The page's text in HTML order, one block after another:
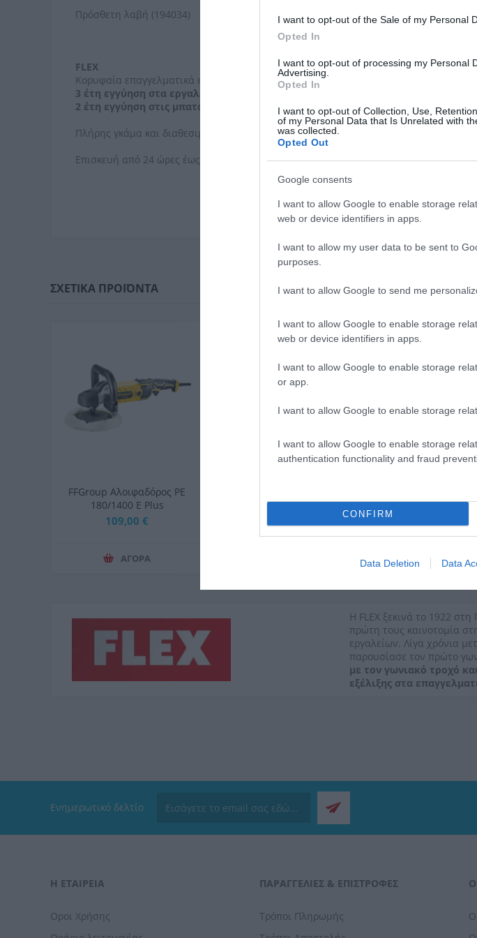
I want to opt-out of the Sale of my Personal
Opted In
I want to opt-out of processing my Personal
Advertising.
Opted In
I want to opt-out of Collection, Use,
of my Personal Data that Is Unrelated with
was collected.
Opted Out
Google consents
I want to allow Google to enable storage
web or device identifiers in apps.
I want to allow my user data to be sent to
purposes.
I want to allow Google to send me
I want to allow Google to enable storage
web or device identifiers in apps.
I want to allow Google to enable storage
or app.
I want to allow Google to enable storage
I want to allow Google to enable storage
authentication functionality and fraud
CONFIRM
Data Deletion Data
Πρόσθετη λαβή (194034)
FLEX
Κορυφαία επαγγελματικά εργαλεία
3 έτη εγγύηση στα εργαλεία
2 έτη εγγύηση στις μπαταρίες
Πλήρης γκάμα και διαθεσιμότητα γνήσιων ανταλλακτικών
Επισκευή από 24 ώρες έως 5 ημέρες
ΣΧΕΤΙΚΆ ΠΡΟΪΌΝΤΑ
FFGroup Αλοιφαδόρος PE
180/1400 E Plus
109,00 €
ΑΓΟΡΑ
500W
750W 6ΜΜ
79,00
Η FLEX ξεκινά το 1922
πρώτη τους καινοτομία
εργαλείων. Λίγα χρόνια
παρουσίασε τον πρώτο
με τον γωνιακό τροχό
εξέλιξης στα
Ενημερωτικό δελτίο
Η ΕΤΑΙΡΕΙΑ
Οροι Χρήσης
ΠΑΡΑΓΓΕΛΊΕΣ & ΕΠΙΣΤΡΟΦΈΣ
Τρόποι Πληρωμής